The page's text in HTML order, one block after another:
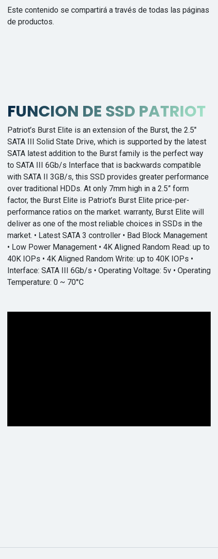
Este contenido se compartirá a través de todas las páginas
de productos.
FUNCION DE SSD PATRIOT
Patriot’s Burst Elite is an extension of the Burst, the 2.5"
SATA III Solid State Drive, which is supported by the latest
SATA latest addition to the Burst family is the perfect way
to SATA III 6Gb/s Interface that is backwards compatible
with SATA II 3GB/s, this SSD provides greater performance
over traditional HDDs. At only 7mm high in a 2.5” form
factor, the Burst Elite is Patriot’s Burst Elite price-per-
performance ratios on the market. warranty, Burst Elite will
deliver as one of the most reliable choices in SSDs in the
market. • Latest SATA 3 controller • Bad Block Management
• Low Power Management • 4K Aligned Random Read: up to
40K IOPs • 4K Aligned Random Write: up to 40K IOPs •
Interface: SATA III 6Gb/s • Operating Voltage: 5v • Operating
Temperature: 0 ~ 70°C